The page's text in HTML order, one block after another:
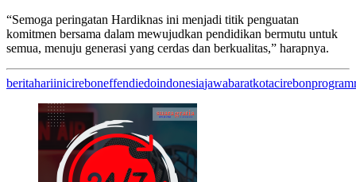
“Semoga peringatan Hardiknas ini menjadi titik penguatan
komitmen bersama dalam mewujudkan pendidikan bermutu untuk
semua, menuju generasi yang cerdas dan berkualitas,” harapnya.
beritahariinicireboneffendiedoindonesiajawabaratkotacirebon